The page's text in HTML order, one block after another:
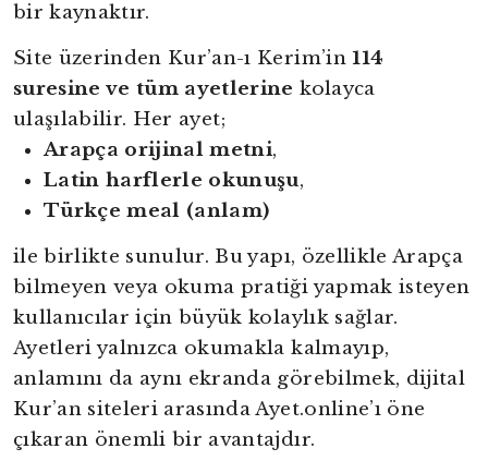
bir kaynaktır.
Site üzerinden Kur’an-ı Kerim’in114
suresine ve tüm ayetlerine kolayca
ulaşılabilir. Her ayet;
Arapça orijinal metni,
Latin harflerle okunuşu,
Türkçe meal (anlam)
ile birlikte sunulur. Bu yapı, özellikle Arapça
bilmeyen veya okuma pratiği yapmak isteyen
kullanıcılar için büyük kolaylık sağlar.
Ayetleri yalnızca okumakla kalmayıp,
anlamını da aynı ekranda görebilmek, dijital
Kur’an siteleri arasında Ayet.online’ı öne
çıkaran önemli bir avantajdır.